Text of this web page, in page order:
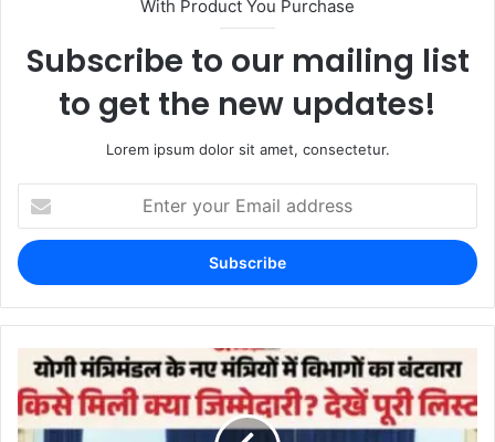
With Product You Purchase
Subscribe to our mailing list
to get the new updates!
Lorem ipsum dolor sit amet, consectetur.